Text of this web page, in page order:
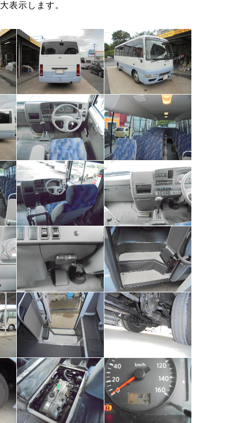
表示します。